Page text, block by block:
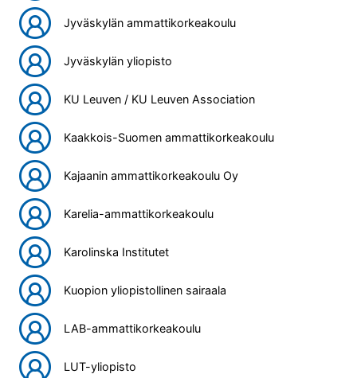
Jyväskylän ammattikorkeakoulu
Jyväskylän yliopisto
KU Leuven / KU Leuven Association
Kaakkois-Suomen ammattikorkeakoulu
Kajaanin ammattikorkeakoulu Oy
Karelia-ammattikorkeakoulu
Karolinska Institutet
Kuopion yliopistollinen sairaala
LAB-ammattikorkeakoulu
LUT-yliopisto